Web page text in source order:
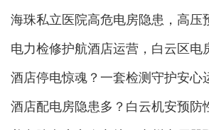
酒店停电惊魂？一套检测守护安心